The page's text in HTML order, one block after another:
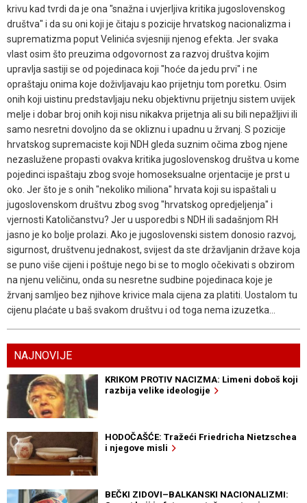
krivu kad tvrdi da je ona "snažna i uvjerljiva kritika jugoslovenskog
društva" i da su oni koji je čitaju s pozicije hrvatskog nacionalizma i
suprematizma poput Velinića svjesniji njenog efekta. Jer svaka
vlast osim što preuzima odgovornost za razvoj društva kojim
upravlja sastiji se od pojedinaca koji "hoće da jedu prvi" i ne
opraštaju onima koje doživljavaju kao prijetnju tom poretku. Osim
onih koji uistinu predstavljaju neku objektivnu prijetnju sistem uvijek
melje i dobar broj onih koji nisu nikakva prijetnja ali su bili nepažljivi ili
samo nesretni dovoljno da se okliznu i upadnu u žrvanj. S pozicije
hrvatskog supremaciste koji NDH gleda suznim očima zbog njene
nezaslužene propasti ovakva kritika jugoslovenskog društva u kome
pojedinci ispaštaju zbog svoje homoseksualne orjentacije je prst u
oko. Jer što je s onih "nekoliko miliona" hrvata koji su ispaštali u
jugoslovenskom društvu zbog svog "hrvatskog opredjeljenja" i
vjernosti Katoličanstvu? Jer u usporedbi s NDH ili sadašnjom RH
jasno je ko bolje prolazi. Ako je jugoslovenski sistem donosio razvoj,
sigurnost, društvenu jednakost, svijest da ste državljanin države koja
se puno više cijeni i poštuje nego bi se to moglo očekivati s obzirom
na njenu veličinu, onda su nesretne sudbine pojedinaca koje je
žrvanj samljeo bez njihove krivice mala cijena za platiti. Uostalom tu
cijenu plaćate u baš svakom društvu i od toga nema izuzetka...
NAJNOVIJE
KRIKOM PROTIV NACIZMA: Limeni doboš koji
razbija velike ideologije
HODOČAŠĆE: Tražeći Friedricha Nietzschea
i njegove misli
BEČKI ZIDOVI–BALKANSKI NACIONALIZMI: